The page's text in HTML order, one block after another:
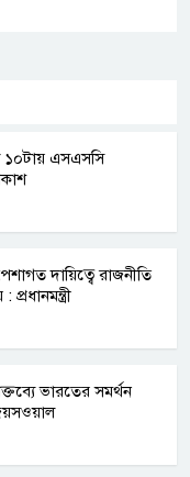
এসএসসি
দায়িত্বে রাজনীতি
ভারতের সমর্থন